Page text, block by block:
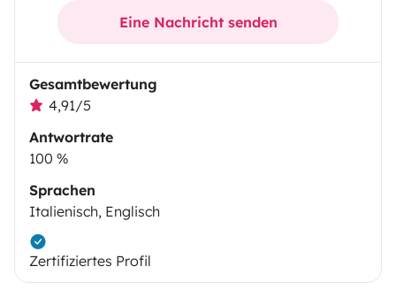
Eine Nachricht senden
Gesamtbewertung
4,91/5
Antwortrate
100 %
Sprachen
Italienisch, Englisch
Zertifiziertes Profil